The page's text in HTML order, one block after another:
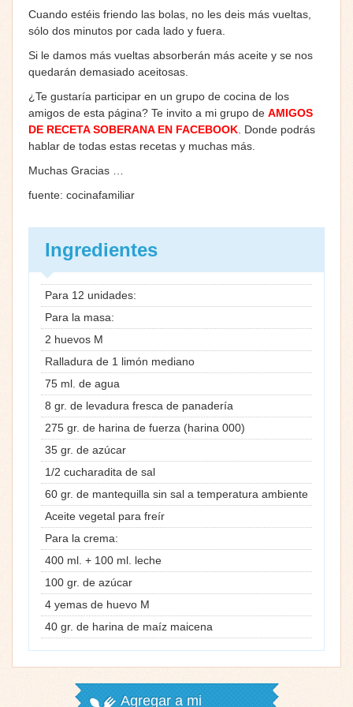
Cuando estéis friendo las bolas, no les deis más vueltas,
sólo dos minutos por cada lado y fuera.
Si le damos más vueltas absorberán más aceite y se nos
quedarán demasiado aceitosas.
¿Te gustaría participar en un grupo de cocina de los
amigos de esta página? Te invito a mi grupo de AMIGOS
DE RECETA SOBERANA EN FACEBOOK . Donde podrás
hablar de todas estas recetas y muchas más.
Muchas Gracias …
fuente: cocinafamiliar
Ingredientes
Para 12 unidades:
Para la masa:
2 huevos M
Ralladura de 1 limón mediano
75 ml. de agua
8 gr. de levadura fresca de panadería
275 gr. de harina de fuerza (harina 000)
35 gr. de azúcar
1/2 cucharadita de sal
60 gr. de mantequilla sin sal a temperatura ambiente
Aceite vegetal para freír
Para la crema:
400 ml. + 100 ml. leche
100 gr. de azúcar
4 yemas de huevo M
40 gr. de harina de maíz maicena
Agregar a mi